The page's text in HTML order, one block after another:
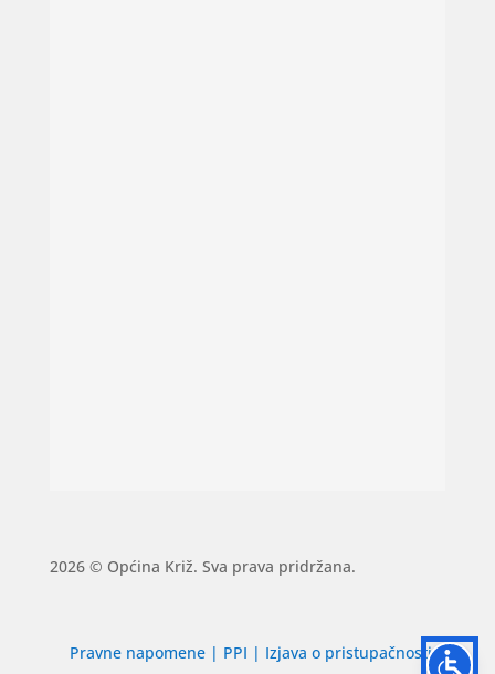
2026 © Općina Križ. Sva prava pridržana.
Pravne napomene | PPI | Izjava o pristupačnosti|